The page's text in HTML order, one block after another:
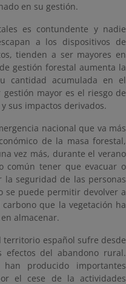
en su gestión.
es contundente y nadie
a los dispositivos de
tienden a ser mayores en
gestión forestal aumenta la
cantidad acumulada en el
mayor es el riesgo de
sus impactos derivados.
nacional que va más
de la masa forestal,
vez más, durante el verano
común tener que evacuar o
la seguridad de las personas
se puede permitir devolver a
que la vegetación ha
almacenar.
territorio español sufre desde
del abandono rural.
producido importantes
el cese de la actividades